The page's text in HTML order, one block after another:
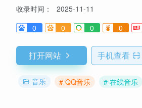
收录时间：
2025-11-11
0
0 0 0
打开网站 手机查看
音乐 # QQ音乐 # 在线音乐